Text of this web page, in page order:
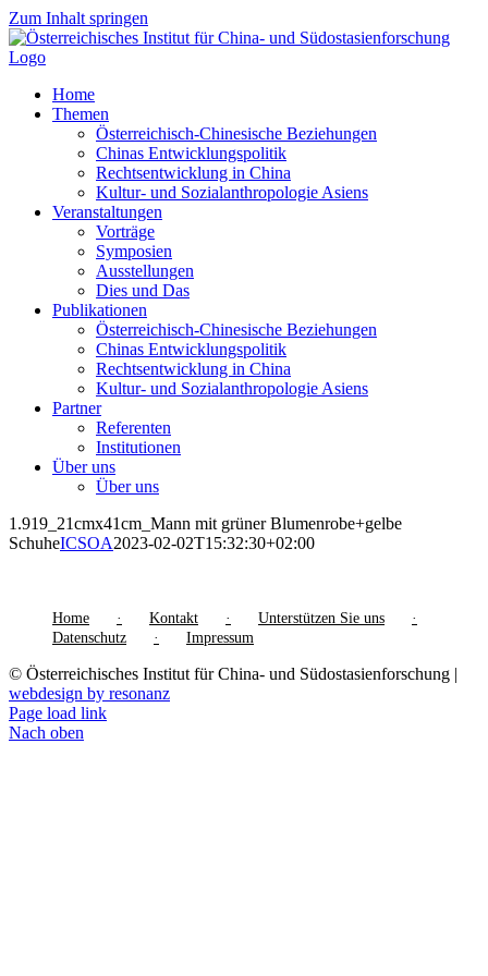
Zum Inhalt springen
Home
Themen
Österreichisch-Chinesische Beziehungen
Chinas Entwicklungspolitik
Rechtsentwicklung in China
Kultur- und Sozialanthropologie Asiens
Veranstaltungen
Vorträge
Symposien
Ausstellungen
Dies und Das
Publikationen
Österreichisch-Chinesische Beziehungen
Chinas Entwicklungspolitik
Rechtsentwicklung in China
Kultur- und Sozialanthropologie Asiens
Partner
Referenten
Institutionen
Über uns
Über uns
1.919_21cmx41cm_Mann mit grüner Blumenrobe+gelbe
SchuheICSOA2023-02-02T15:32:30+02:00
Home Kontakt
Unterstützen Sie uns
Datenschutz
Impressum
© Österreichisches Institut für China- und Südostasienforschung |
webdesign by resonanz
Page load link
Nach oben